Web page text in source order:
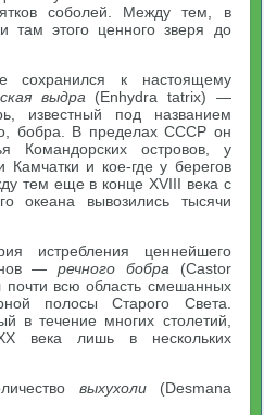
соболей. Между тем, в
там этого ценного зверя до
сохранился к настоящему
выдра (Enhydra tatrix) —
известный под названием
бобра. В пределах СССР он
Командорских островов, у
и кое-где у берегов
тем еще в конце XVIII века с
океана вывозились тысячи
истребления ценнейшего
—речного бобра (Castor
почти всю область смешанных
полосы Старого Света.
в течение многих столетий,
века лишь в нескольких
выхухоли(Desmana